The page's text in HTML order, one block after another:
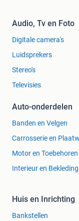
Audio, Tv en Foto
Digitale camera's
Luidsprekers
Stereo's
Televisies
Auto-onderdelen
Banden en Velgen
Carrosserie en
Motor en Toebehoren
Interieur en Bekleding
Huis en Inrichting
Bankstellen